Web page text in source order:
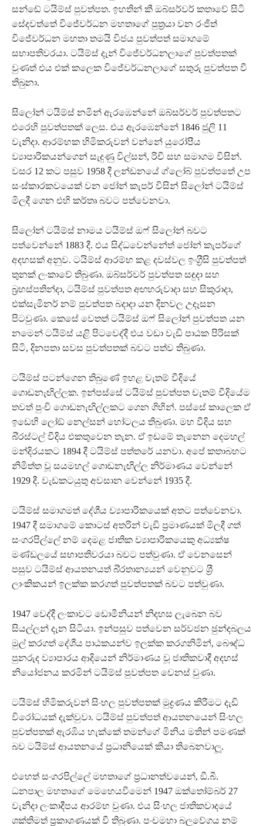
සන්ඬේ ටයිම්ස් පුවත්පත. ඉහතින් කී ඔබ්සර්වර් කතාවේ සිටි
සේදවත්තේ විජේවර්ධන මහතාගේ පුත‍්‍රයා වන රංජිත්
විජේවර්ධන මහතා තමයි විජය පුවත්පත් සමාගමේ
සභාපතිවරයා. ටයිම්ස් දැන් විජේවර්ධනලාගේ පුවත්පතක්
වුණත් එය එක් කලෙක විජේවර්ධනලාගේ සතුරු පුවත්පත වී
තිබුනා.
සිලෝන් ටයිම්ස් නමින් ඇරඹෙන්නේ ඔබ්සර්වර් පුවත්පතට
එරෙහි පුවත්පතක් ලෙස. එය ඇරඹෙන්නේ 1846 ජුලි 11
වැනිදා. ආරම්භක හිමිකරුවන් වන්නේ යුරෝපීය
ව්‍යාපාරිකයන්ගෙන් සැදුණු විල්සන්, රිචී සහ සමාගම විසින්.
වසර 12 කට පසුව 1958 දී ලන්ඩනයේ ග්ලෝබ් පුවත්පතේ උප
සංස්කාරකවයෙක් වන ජෝන් කැපර් විසින් සිලෝන් ටයිම්ස්
මිලදී ගෙන එහි කර්තෘ බවට පත්වෙනවා.
සිලෝන් ටයිම්ස් නාමය ටයිම්ස් ඔෆ් සිලෝන් බවට
පත්වෙන්නේ 1883 දී. එය සිද්ධවෙන්නේත් ජෝන් කැපර්ගේ
අදහසක් අනුව. ටයිම්ස් ආරම්භ කළ දවස්වල ඉංග‍්‍රීසි පුවත්පත්
තුනක් ලංකාවේ තිබුණා. ඔබ්සර්වර් පුවත්පත සඳුදා සහ
බ‍්‍රහස්පතින්දා, ටයිම්ස් පුවත්පත අඟහරුවාදා සහ සිකුරාදා,
එක්සැමිනර් නම් පුවත්පත බදාදා යන දිනවල උදෑසන
පිටවුණා. කෙසේ වෙතත් ටයිම්ස් ඔෆ් සිලෝන් පුවත්පත යන
නමෙන් ටයිම්ස් යළි පිටවෙද්දී එය වඩා වැඩි පාඨක පිරිසක්
සිටි, දිනපතා සවස පුවත්පතක් බවට පත්ව තිබුණා.
ටයිම්ස් පටන්ගෙන තිබුණේ ඉහළ චැතම් වීදියේ
ගොඩනැඟිල්ලක. ඉන්පස්සේ ටයිම්ස් පුවත්පත චැතම් වීදියේම
තවත් පුංචි ගොඩනැඟිල්ලකට ගෙන ගිහින්. පස්සේ කාලෙක ඒ
ඉඩෙහි ලෝඞ් නෙල්සන් හෝටලය තිබුණා. මහ වීදිය සහ
බි‍්‍රස්ටල් වීදිය එකතුවෙන තැන. ඒ ඉඩමේ තැනෙන දෙමහල්
මන්දිරයකට 1894 දී ටයිම්ස් පත්තරේ යනවා. අපේ කතාබහට
නිමිත්ත වූ සයමහල් ගොඩනැඟිල්ල නිර්මාණය වෙන්නේ
1929 දී. වැඩකටයුතු අවසාන වෙන්නේ 1935 දී.
ටයිම්ස් සමාගමත් දේශීය ව්‍යාපාරිකයෙක් අතට පත්වෙනවා.
1947 දී සමාගමේ කොටස් අතරින් වැඩි ප‍්‍රමාණයක් මිලදී ගත්
සංගරපිල්ලේ නම් දෙමළ ජාතික ව්‍යාපාරිකයෙකු අධ්‍යක්ෂ
මණ්ඩලයේ සභාපතිවරයා බවට පත්වුණා. ඒ වෙනසෙන්
පසුව ටයිම්ස් ආයතනයත් බි‍්‍රතාන්‍යයන් වෙනුවට ශ‍්‍රී
ලාංකිකයන් ඉලක්ක කරගත් පුවත්පතක් බවට පත්වුණා.
1947 වෙද්දී ලංකාවට ඩොමීනියන් නිදහස ලැබෙන බව
සියල්ලන් දැන සිටියා. ඉන්පසුව පත්වෙන සර්වජන ඡුන්දබලය
මුල් කරගත් දේශීය පාඨකයන්ව ඉලක්ක කරගනිමින්, බෞද්ධ
පුනරුද ව්‍යාපාරය ආදියෙන් නිර්මාණය වූ ජාතිකවාදී අදහස්
නියෝජනය කරමින් ටයිම්ස් පුවත්පත වෙනස් වුණා.
ටයිම්ස් හිමිකරුවන් සිංහල පුවත්පතක් මුද්‍රණය කිරීමට දැඩි
විරෝධයක් දැක්වුවා. ටයිම්ස් පුවත්පත් ආයතනයෙන් සිංහල
පුවත්පතක් ඇරඹිය හැක්කේ තමන්ගේ මිනිය මතින් පමණක්
බව ටයිම්ස් ආයතනයේ ප‍්‍රධානියෙක් කියා තිබෙනවාලූ‍.
එහෙත් සංගරපිල්ලේ මහතාගේ ප‍්‍රධානත්වයෙන්, ඞී.බී.
ධනපාල මහතාගේ මෙහෙයවීමෙන් 1947 ඔක්තෝම්බර් 27
වැනිදා ලංකාදීපය ආරම්භ වුණා. එය සිංහල ජාතිකවාදයේ
ශක්තිමත් ප‍්‍රකාශණයක් වී තිබුණා. පංචමහා බලවේගය නම්